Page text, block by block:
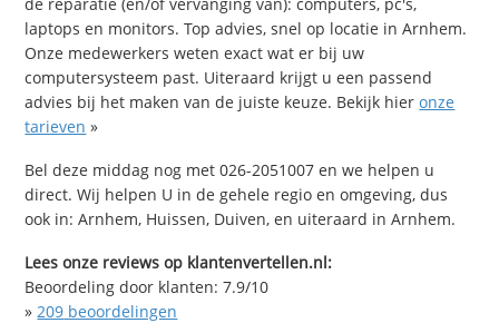
laptops en monitors. Top advies, snel op locatie in Arnhem.
Onze medewerkers weten exact wat er bij uw
computersysteem past. Uiteraard krijgt u een passend
advies bij het maken van de juiste keuze. Bekijk hieronze
tarieven »
Bel deze middag nog met 026-2051007 en we helpen u
direct. Wij helpen U in de gehele regio en omgeving, dus
ook in: Arnhem, Huissen, Duiven, en uiteraard in Arnhem.
Lees onze reviews op klantenvertellen.nl:
Beoordeling door klanten:7.9/10
» 209 beoordelingen